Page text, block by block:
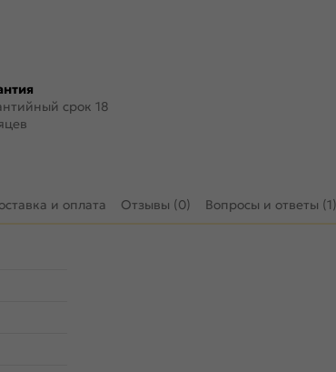
срок 18
и оплата Отзывы (0) Вопросы и ответы (1)